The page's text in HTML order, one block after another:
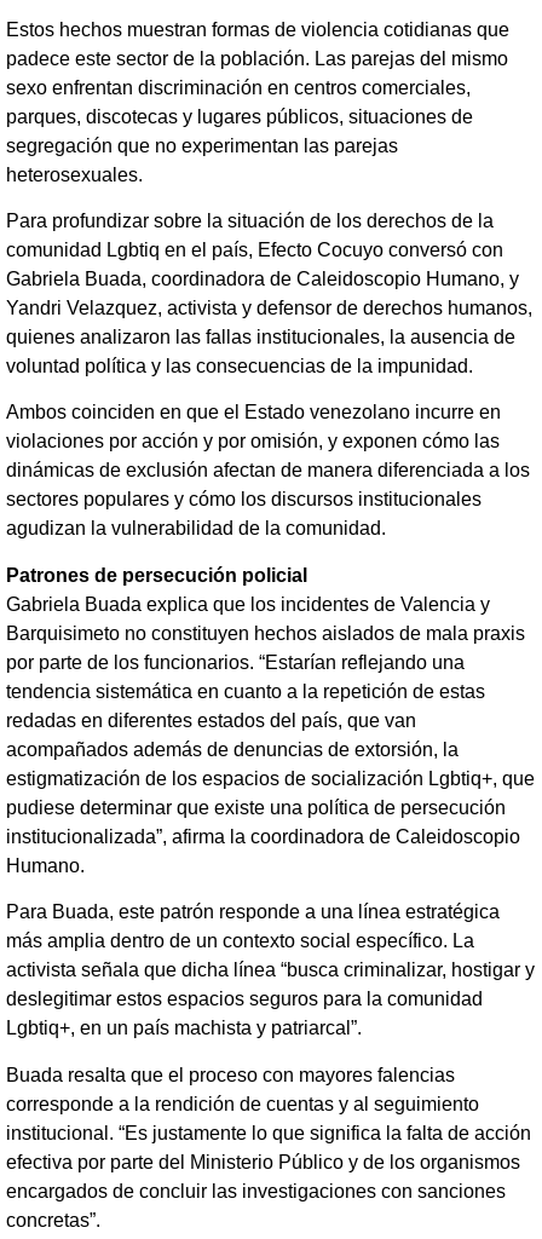
Estos hechos muestran formas de violencia cotidianas que
padece este sector de la población. Las parejas del mismo
sexo enfrentan discriminación en centros comerciales,
parques, discotecas y lugares públicos, situaciones de
segregación que no experimentan las parejas
heterosexuales.
Para profundizar sobre la situación de los derechos de la
comunidad Lgbtiq en el país, Efecto Cocuyo conversó con
Gabriela Buada, coordinadora de Caleidoscopio Humano, y
Yandri Velazquez, activista y defensor de derechos humanos,
quienes analizaron las fallas institucionales, la ausencia de
voluntad política y las consecuencias de la impunidad.
Ambos coinciden en que el Estado venezolano incurre en
violaciones por acción y por omisión, y exponen cómo las
dinámicas de exclusión afectan de manera diferenciada a los
sectores populares y cómo los discursos institucionales
agudizan la vulnerabilidad de la comunidad.
Patrones de persecución policial
Gabriela Buada explica que los incidentes de Valencia y
Barquisimeto no constituyen hechos aislados de mala praxis
por parte de los funcionarios. “Estarían reflejando una
tendencia sistemática en cuanto a la repetición de estas
redadas en diferentes estados del país, que van
acompañados además de denuncias de extorsión, la
estigmatización de los espacios de socialización Lgbtiq+, que
pudiese determinar que existe una política de persecución
institucionalizada”, afirma la coordinadora de Caleidoscopio
Humano.
Para Buada, este patrón responde a una línea estratégica
más amplia dentro de un contexto social específico. La
activista señala que dicha línea “busca criminalizar, hostigar y
deslegitimar estos espacios seguros para la comunidad
Lgbtiq+, en un país machista y patriarcal”.
Buada resalta que el proceso con mayores falencias
corresponde a la rendición de cuentas y al seguimiento
institucional. “Es justamente lo que significa la falta de acción
efectiva por parte del Ministerio Público y de los organismos
encargados de concluir las investigaciones con sanciones
concretas”.